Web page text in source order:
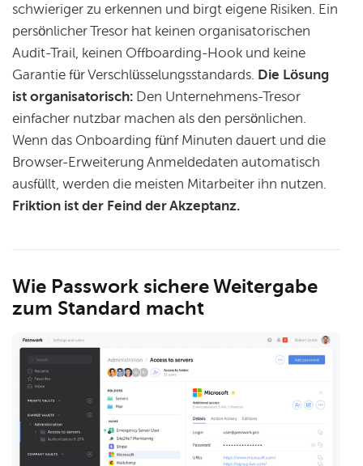
schwieriger zu erkennen und birgt eigene Risiken. Ein
persönlicher Tresor hat keinen organisatorischen
Audit-Trail, keinen Offboarding-Hook und keine
Garantie für Verschlüsselungsstandards. Die Lösung
ist organisatorisch: Den Unternehmens-Tresor
einfacher nutzbar machen als den persönlichen.
Wenn das Onboarding fünf Minuten dauert und die
Browser-Erweiterung Anmeldedaten automatisch
ausfüllt, werden die meisten Mitarbeiter ihn nutzen.
Friktion ist der Feind der Akzeptanz.
Wie Passwork sichere Weitergabe
zum Standard macht